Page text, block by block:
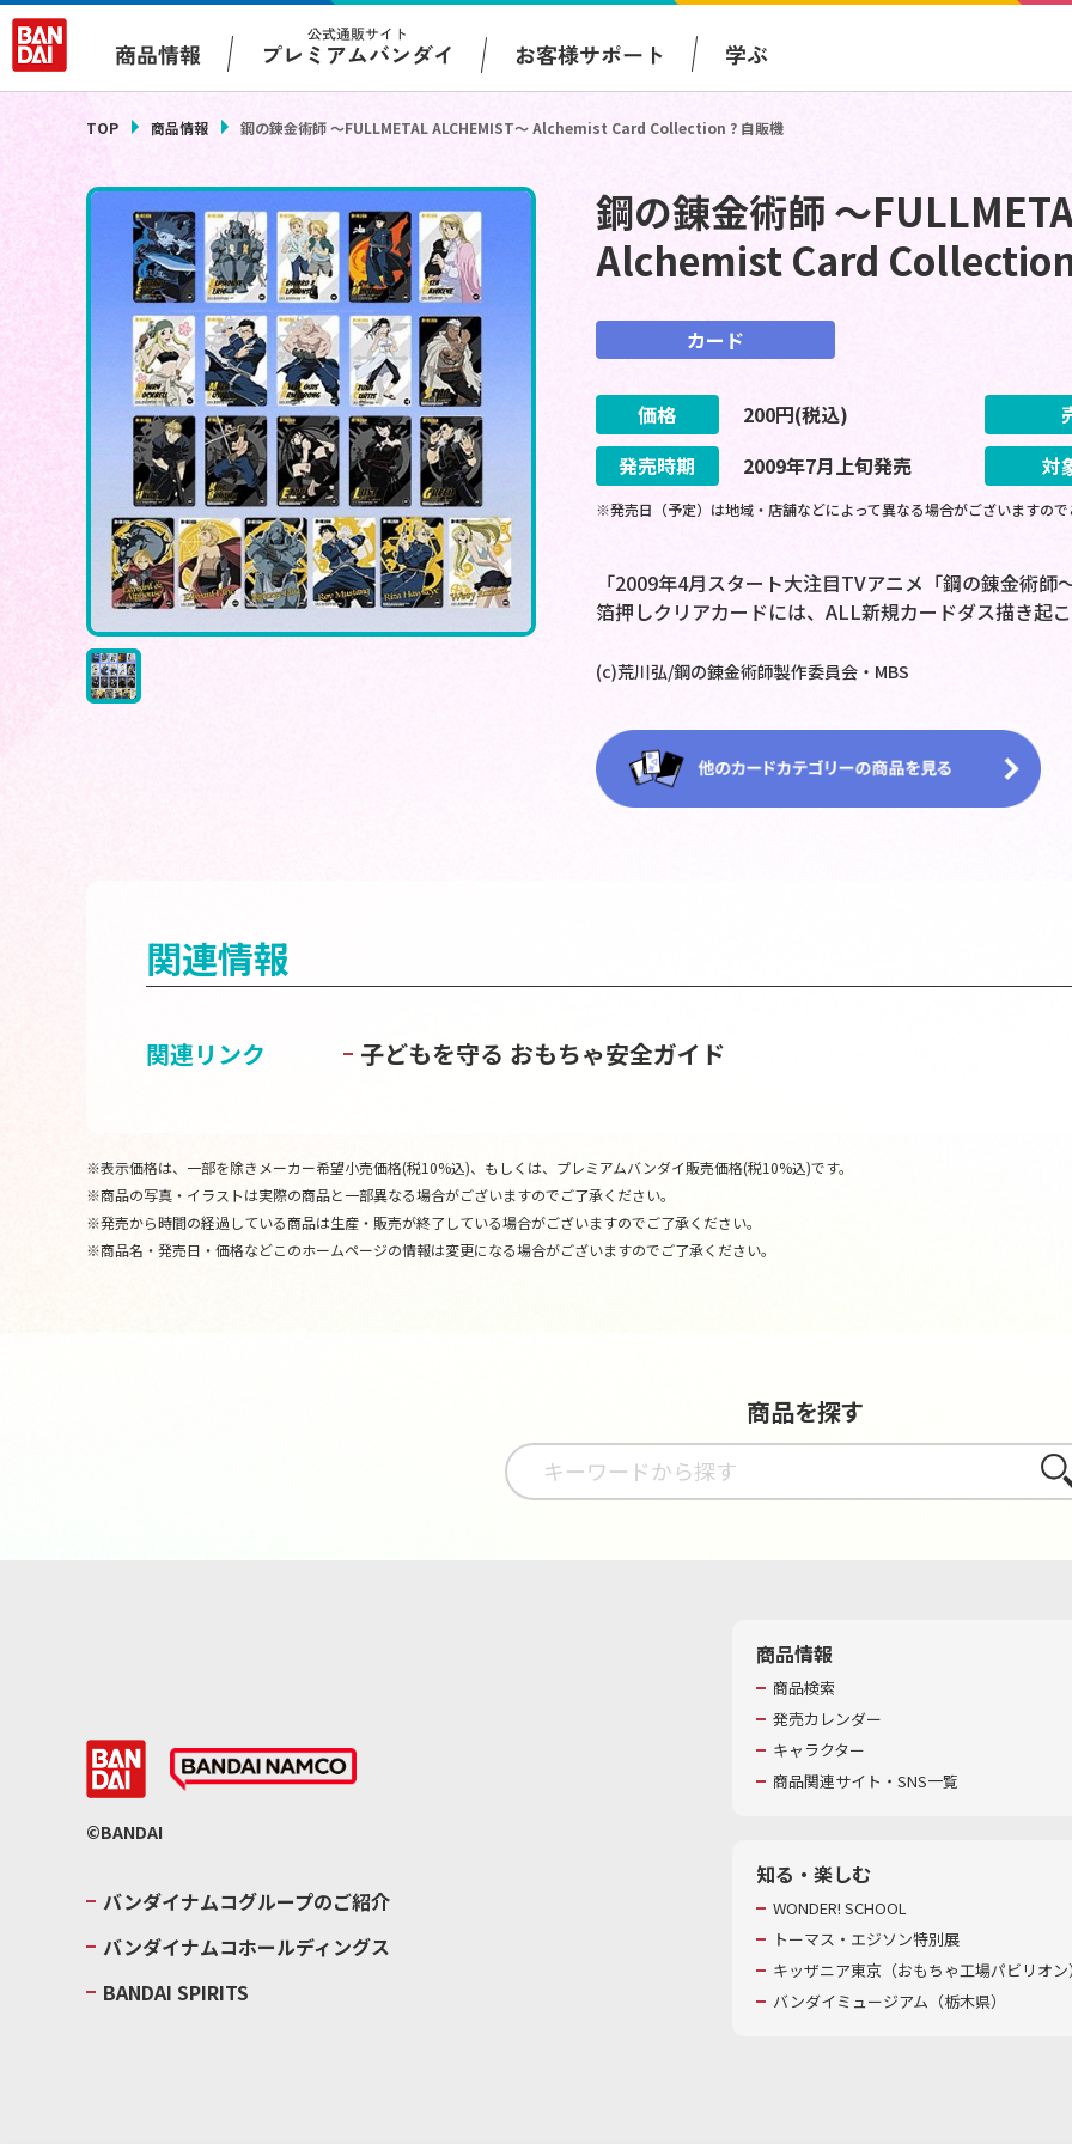
商品情報
公式通販サイト
プレミアムバンダイ お客様サポート 学ぶ
TOP 商品情報 鋼の錬金術師 ～FULLMETAL ALCHEMIST～ Alchemist Card Collection ? 自販機
鋼の錬金術師 ～
Alchemist Card
カード
価格 200円(税込)
発売時期
2009年7月上旬発売 対
※発売日（予定）は地域・店舗などによって異なる場合がございますの
「2009年4月スタート大注目TVアニメ「鋼の錬金術
箔押しクリアカードには、ALL新規カードダス描き起
(c)荒川弘/鋼の錬金術師製作委員会・MBS
関連情報
関連リンク 子どもを守る おもちゃ安全ガイド
※表示価格は、一部を除きメーカー希望小売価格(税10%込)、もしくは、プレミアムバンダイ販売価格(税10%込)です。
※商品の写真・イラストは実際の商品と一部異なる場合がございますのでご了承ください。
※発売から時間の経過している商品は生産・販売が終了している場合がございますのでご了承ください。
※商品名・発売日・価格などこのホームページの情報は変更になる場合がございますのでご了承ください。
商品を探す
さが
©BANDAI
バンダイナムコグループのご紹介
バンダイナムコホールディングス
BANDAI SPIRITS
商品情報
商品検索
発売カレンダー
キャラクター
商品関連サイト・SNS一覧
知る・楽しむ
WONDER! SCHOOL
トーマス・エジソン特別展
キッザニア東京（おもちゃ工場パビリオ
バンダイミュージアム（栃木県）